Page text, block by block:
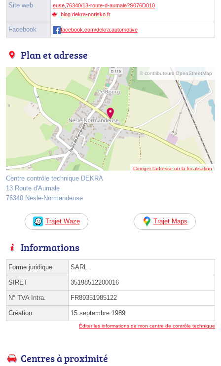
Site web
euse,76340/13-route-d-aumale?S076D010
blog.dekra-norisko.fr
Facebook facebook.com/dekra.automotive
Plan et adresse
© contributeurs OpenStreetMap
Corriger l’adresse ou la localisation
Centre contrôle technique DEKRA
13 Route d'Aumale
76340 Nesle-Normandeuse
Trajet Waze Trajet Maps
Informations
Forme juridique SARL
SIRET 35198512200016
N° TVA Intra. FR89351985122
Création 15 septembre 1989
Éditer les informations de mon centre de contrôle technique
Centres à proximité